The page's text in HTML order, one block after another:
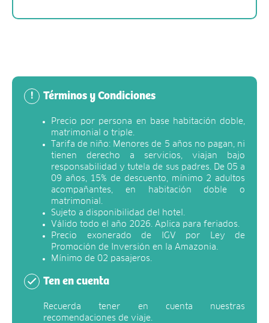
! Términos y Condiciones
Precio por persona en base habitación doble,
matrimonial o triple.
Tarifa de niño: Menores de 5 años no pagan, ni
tienen derecho a servicios, viajan bajo
responsabilidad y tutela de sus padres. De 05 a
09 años, 15% de descuento, mínimo 2 adultos
acompañantes, en habitación doble o
matrimonial.
Sujeto a disponibilidad del hotel.
Válido todo el año 2026. Aplica para feriados.
Precio exonerado de IGV por Ley de
Promoción de Inversión en la Amazonia.
Mínimo de 02 pasajeros.
Ten en cuenta
Recuerda tener en cuenta nuestras
recomendaciones de viaje.